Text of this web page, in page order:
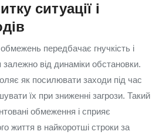
ситуації і
передбачає гнучкість і
від динаміки обстановки.
як посилювати заходи під час
їх при зниженні загрози. Такий
обмеження і сприяє
життя в найкоротші строки за